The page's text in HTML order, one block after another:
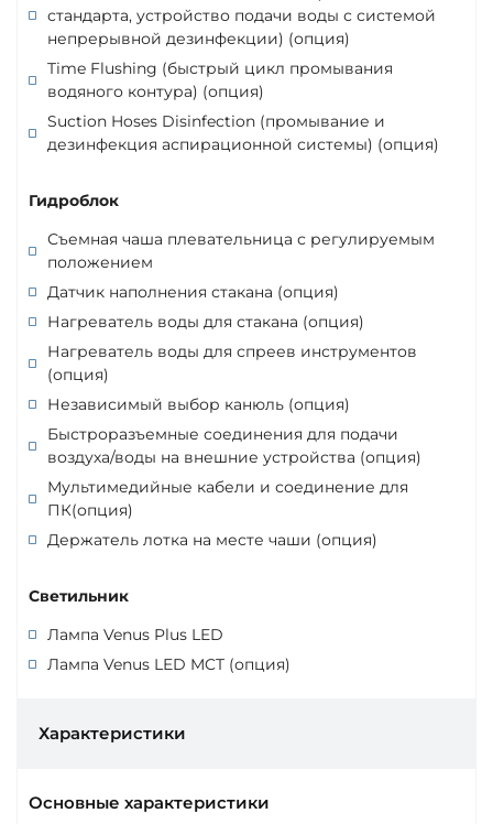
стандарта, устройство подачи воды с системой
непрерывной дезинфекции) (опция)
Time Flushing (быстрый цикл промывания
водяного контура) (опция)
Suction Hoses Disinfection (промывание и
дезинфекция аспирационной системы) (опция)
Гидроблок
Съемная чаша плевательница с регулируемым
положением
Датчик наполнения стакана (опция)
Нагреватель воды для стакана (опция)
Нагреватель воды для спреев инструментов
(опция)
Независимый выбор канюль (опция)
Быстроразъемные соединения для подачи
воздуха/воды на внешние устройства (опция)
Мультимедийные кабели и соединение для
ПК(опция)
Держатель лотка на месте чаши (опция)
Светильник
Лампа Venus Plus LED
Лампа Venus LED MCT (опция)
Характеристики
Основные характеристики